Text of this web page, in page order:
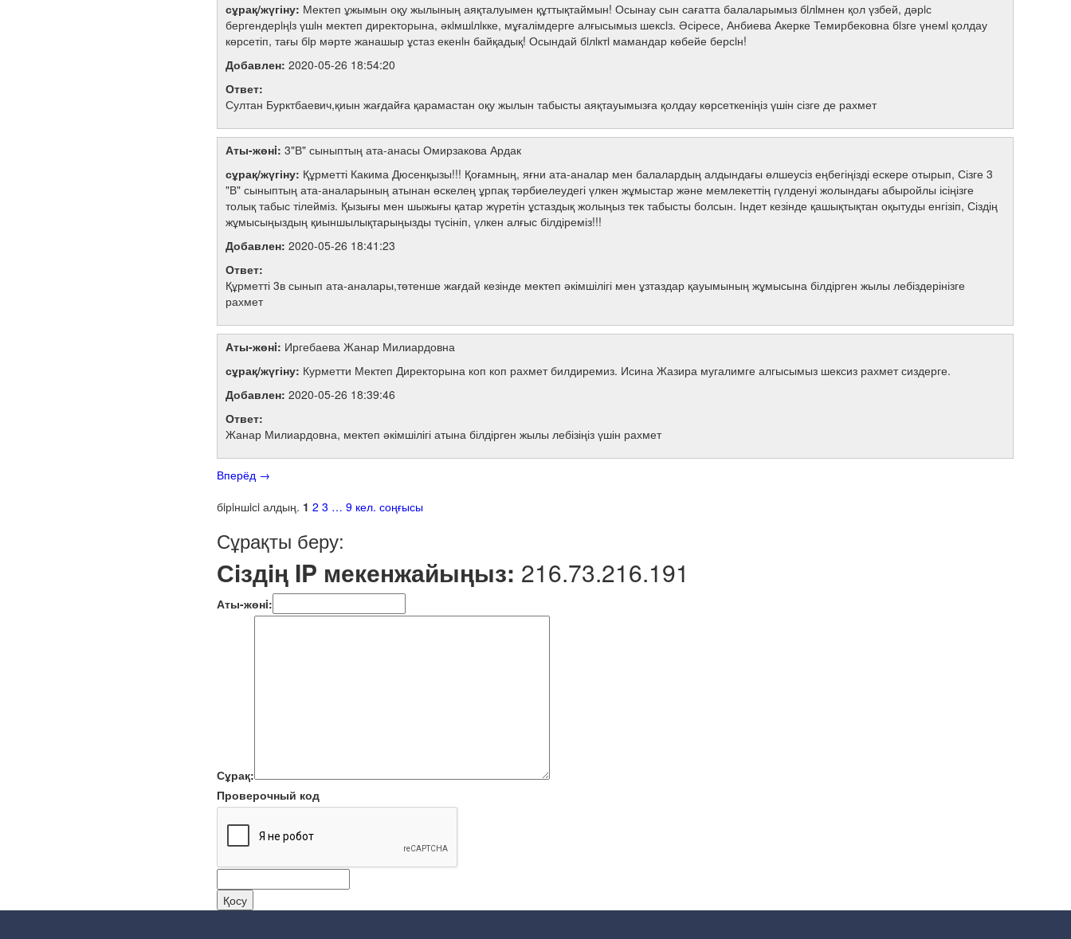
сұрақ/жүгіну: Мектеп ұжымын оқу жылының аяқталуымен құттықтаймын! Осынау сын сағатта балаларымыз бiлiмнен қол үзбей, дәрiс
бергендерiңiз үшiн мектеп директорына, әкiмшiлiкке, мұғалімдерге алғысымыз шексiз. Әсіресе, Анбиева Акерке Темирбековна бiзге үнемi қолдау
көрсетіп, тағы бiр мәрте жанашыр ұстаз екенiн байқадық! Осындай бiлiктi мамандар көбейе берсiн!
Добавлен: 2020-05-26 18:54:20
Ответ:
Султан Бурктбаевич,қиын жағдайға қарамастан оқу жылын табысты аяқтауымызға қолдау көрсеткеніңіз үшін сізге де рахмет
Аты-жөнi: 3"В" сыныптың ата-анасы Омирзакова Ардак
сұрақ/жүгіну: Құрметті Какима Дюсенқызы!!! Қоғамның, яғни ата-аналар мен балалардың алдындағы өлшеусіз еңбегіңізді ескере отырып, Сізге 3
"В" сыныптың ата-аналарының атынан өскелең ұрпақ тәрбиелеудегі үлкен жұмыстар және мемлекеттің гүлденуі жолындағы абыройлы ісіңізге
толық табыс тілейміз. Қызығы мен шыжығы қатар жүретін ұстаздық жолыңыз тек табысты болсын. Індет кезінде қашықтықтан оқытуды енгізіп, Сіздің
жұмысыңыздың қиыншылықтарыңызды түсініп, үлкен алғыс білдіреміз!!!
Добавлен: 2020-05-26 18:41:23
Ответ:
Құрметті 3в сынып ата-аналары,төтенше жағдай кезінде мектеп әкімшілігі мен ұзтаздар қауымының жұмысына білдірген жылы лебіздерінізге
рахмет
Аты-жөнi: Иргебаева Жанар Милиардовна
сұрақ/жүгіну: Курметти Мектеп Директорына коп коп рахмет билдиремиз. Исина Жазира мугалимге алгысымыз шексиз рахмет сиздерге.
Добавлен: 2020-05-26 18:39:46
Ответ:
Жанар Милиардовна, мектеп әкімшілігі атына білдірген жылы лебізіңіз үшін рахмет
Вперёд →
бiрiншiсi алдың. 1 2 3 … 9 кел. соңғысы
Сұрақты беру:
Сiздiң IP мекенжайыңыз: 216.73.216.191
Аты-жөнi:
Сұрақ:
Проверочный код